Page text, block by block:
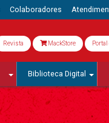
Colaboradores
Revista MackStore
Biblioteca Digital